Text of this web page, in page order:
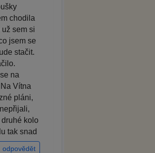
chodila
sem si
jsem se
stačit.
na
Vítna
pláni,
kolo
tak snad
odpovědět